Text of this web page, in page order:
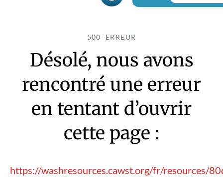
500 ERREUR
Désolé, nous avons
rencontré une erreur
en tentant d’ouvrir
cette page :
https://washresources.cawst.org/fr/resources/